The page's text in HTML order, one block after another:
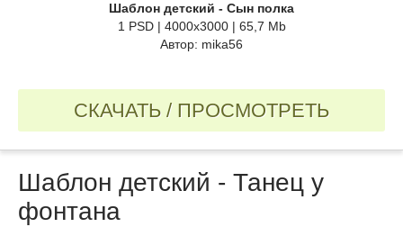
Шаблон детский - Cын полка
1 PSD | 4000х3000 | 65,7 Mb
Автор: mika56
СКАЧАТЬ / ПРОСМОТРЕТЬ
Шаблон детский - Танец у
фонтана